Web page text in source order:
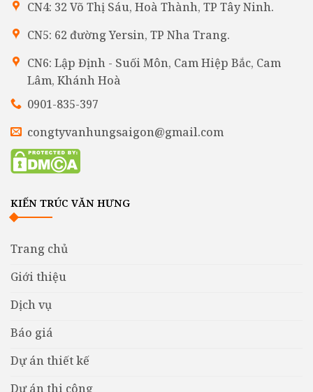
CN4: 32 Võ Thị Sáu, Hoà Thành, TP Tây Ninh.
CN5: 62 đường Yersin, TP Nha Trang.
CN6: Lập Định - Suối Môn, Cam Hiệp Bắc, Cam
Lâm, Khánh Hoà
0901-835-397
congtyvanhungsaigon@gmail.com
KIẾN TRÚC VĂN HƯNG
Trang chủ
Giới thiệu
Dịch vụ
Báo giá
Dự án thiết kế
Dự án thi công